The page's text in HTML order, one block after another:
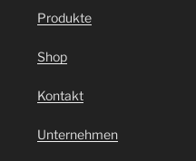
Produkte
Shop
Kontakt
Unternehmen